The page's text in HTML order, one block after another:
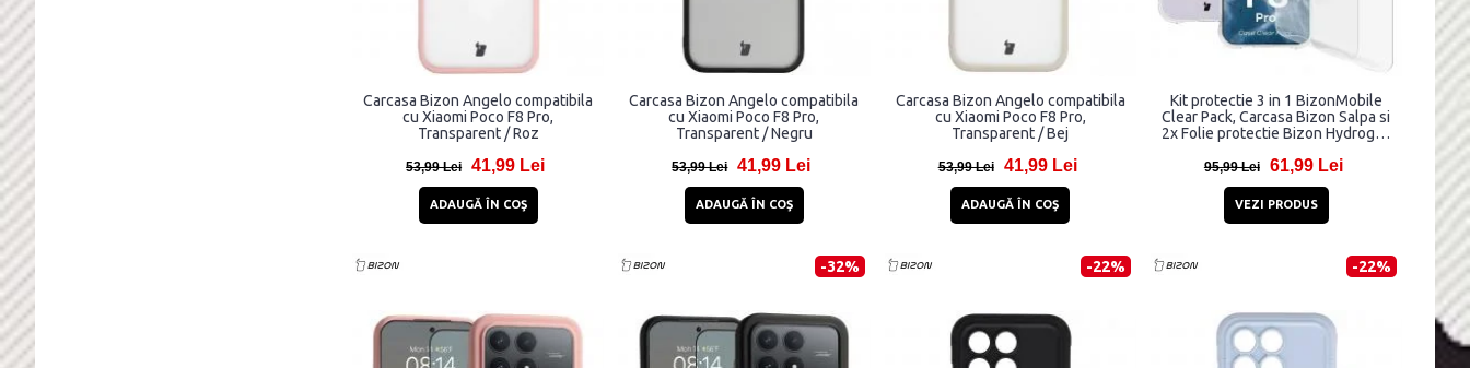
Carcasa Bizon Angelo compatibila
cu Xiaomi Poco F8 Pro,
Transparent / Roz
53,99 Lei 41,99 Lei
ADAUGĂ ÎN COŞ
Carcasa Bizon Angelo compatibila
cu Xiaomi Poco F8 Pro,
Transparent / Negru
53,99 Lei 41,99 Lei
ADAUGĂ ÎN COŞ
Carcasa Bizon Angelo compatibila
cu Xiaomi Poco F8 Pro,
Transparent / Bej
53,99 Lei 41,99 Lei
ADAUGĂ ÎN COŞ
Kit protectie 3 in 1 BizonMobile
Clear Pack, Carcasa Bizon Salpa si
2x Folie protectie Bizon Hydrogel,
Transparent
95,99 Lei 61,99 Lei
VEZI PRODUS
-32% -22% -22%